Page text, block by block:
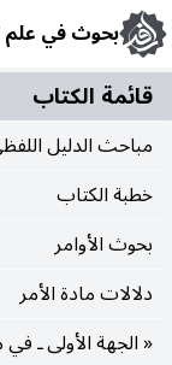
بحوث في علم
قائمة الکتاب
مباحث الدليل
خطبة الكتاب
بحوث الأوامر
دلالات مادة الأمر
« الجهة الأولى ـ